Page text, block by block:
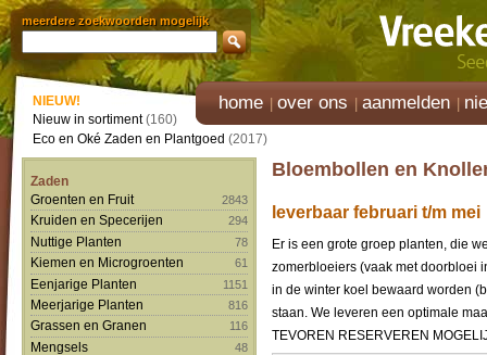
meerdere zoekwoorden mogelijk
home over ons aanmelden
NIEUW!
Nieuw in sortiment(160)
Eco en Oké Zaden en Plantgoed (2017)
Zaden
Groenten en Fruit
2843
Kruiden en Specerijen 294
Nuttige Planten 78
Kiemen en Microgroenten 61
Eenjarige Planten 1151
Meerjarige Planten 816
Grassen en Granen 116
Mengsels 48
Bloembollen en
leverbaar februari t/m mei
Er is een grote groep planten, die
zomerbloeiers (vaak met doorbloei
in de winter koel bewaard worden
staan. We leveren een optimale
TEVOREN RESERVEREN